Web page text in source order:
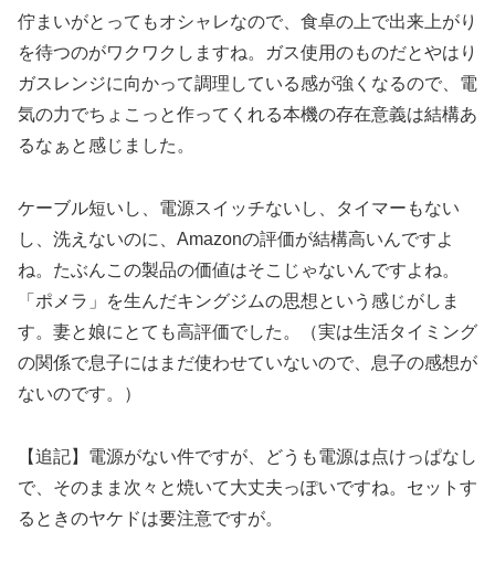
佇まいがとってもオシャレなので、食卓の上で出来上がり
を待つのがワクワクしますね。ガス使用のものだとやはり
ガスレンジに向かって調理している感が強くなるので、電
気の力でちょこっと作ってくれる本機の存在意義は結構あ
るなぁと感じました。
ケーブル短いし、電源スイッチないし、タイマーもない
し、洗えないのに、Amazonの評価が結構高いんですよ
ね。たぶんこの製品の価値はそこじゃないんですよね。
「ポメラ」を生んだキングジムの思想という感じがしま
す。妻と娘にとても高評価でした。（実は生活タイミング
の関係で息子にはまだ使わせていないので、息子の感想が
ないのです。）
【追記】電源がない件ですが、どうも電源は点けっぱなし
で、そのまま次々と焼いて大丈夫っぽいですね。セットす
るときのヤケドは要注意ですが。